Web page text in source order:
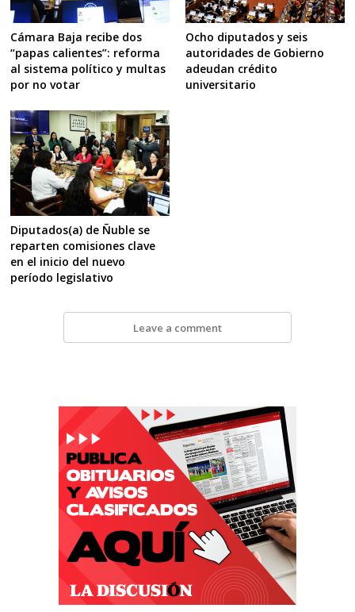
Cámara Baja recibe dos
“papas calientes”: reforma
al sistema político y multas
por no votar
Ocho diputados y seis
autoridades de Gobierno
adeudan crédito
universitario
Diputados(a) de Ñuble se
reparten comisiones clave
en el inicio del nuevo
período legislativo
Leave a comment